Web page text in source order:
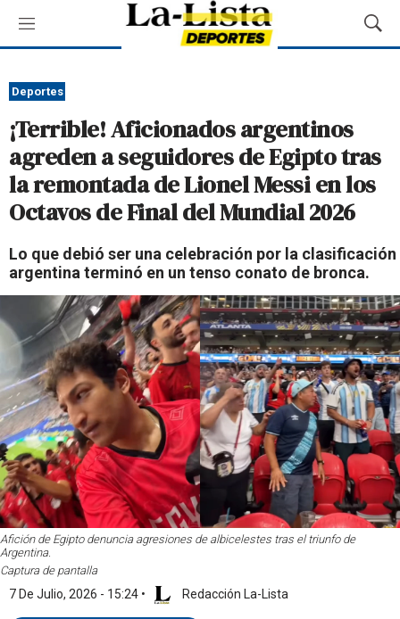
M
e
ú
M
o
B
ú
e
a
Deportes
¡Terrible! Aficionados argentinos
agreden a seguidores de Egipto tras
la remontada de Lionel Messi en los
Octavos de Final del Mundial 2026
Lo que debió ser una celebración por la clasificación
argentina terminó en un tenso conato de bronca.
Afición de Egipto denuncia agresiones de albicelestes tras el triunfo de
Argentina.
Captura de pantalla
7 De Julio, 2026 - 15:24 • Redacción La-Lista